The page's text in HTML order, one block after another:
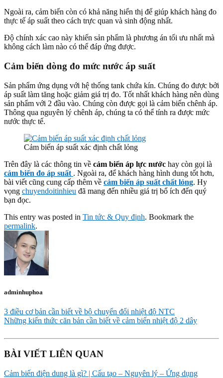
Ngoài ra, cảm biến còn có khả năng hiển thị để giúp khách hàng đo
thực tế áp suất theo cách trực quan và sinh động nhất.
Độ chính xác cao này khiến sản phẩm là phương án tối ưu nhất mà
không cách làm nào có thể đáp ứng được.
Cảm biến dòng đo mức nước áp suất
Sản phẩm ứng dụng với hệ thống tank chứa kín. Chúng đo được bởi
áp suất làm tăng hoặc giảm giá trị đo. Tốt nhất khách hàng nên dùng
sản phẩm với 2 đầu vào. Chúng còn được gọi là cảm biến chênh áp.
Thông qua nguyên lý chênh áp, chúng ta có thể tính ra được mức
nước thực tế.
Cảm biến áp suất xác định chất lỏng
Trên đây là các thông tin về cảm biến áp lực nước hay còn gọi là
cảm biến đo áp suất . Ngoài ra, để khách hàng hình dung tốt hơn,
bài viết cũng cung cấp thêm về cảm biến áp suất chất lỏng. Hy
vọng chuyendoitinhieu đã mang đến nhiều giá trị bổ ích đến quý
bạn đọc.
This entry was posted in Tin tức & Quy định. Bookmark the
permalink.
adminhuphoa
3 điều cơ bản cần biết về bộ chuyển đổi nhiệt độ NTC
Những kiến thức căn bản cần biết về cảm biến nhiệt độ 2 dây
BÀI VIẾT LIÊN QUAN
Cảm biến điện dung là gì? | Cấu tạo – Nguyên lý – Ứng dụng